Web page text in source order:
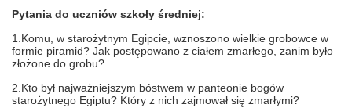
Pytania do uczniów szkoły średniej:
1.Komu, w starożytnym Egipcie, wznoszono wielkie grobowce w
formie piramid? Jak postępowano z ciałem zmarłego, zanim było
złożone do grobu?
2.Kto był najważniejszym bóstwem w panteonie bogów
starożytnego Egiptu? Który z nich zajmował się zmarłymi?